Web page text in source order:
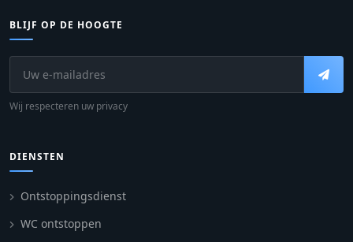
BLIJF OP DE HOOGTE
Wij respecteren uw privacy
DIENSTEN
Ontstoppingsdienst
WC ontstoppen